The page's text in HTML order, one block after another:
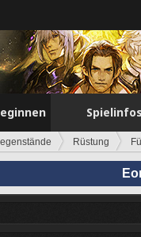
Spielinfos
Rüstung